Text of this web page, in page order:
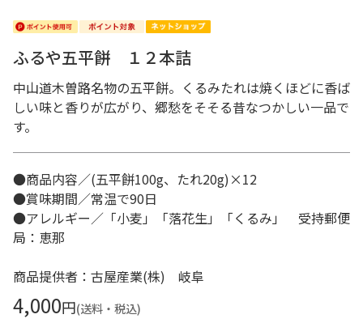
ふるや五平餅 １２本詰
中山道木曽路名物の五平餅。くるみたれは焼くほどに香ば
しい味と香りが広がり、郷愁をそそる昔なつかしい一品で
す。
●商品内容／(五平餅100g、たれ20g)×12
●賞味期間／常温で90日
●アレルギー／「小麦」「落花生」「くるみ」 受持郵便
局：恵那
商品提供者：古屋産業(株) 岐阜
4,000円(送料・税込)